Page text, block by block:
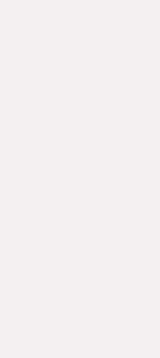
przy
bez